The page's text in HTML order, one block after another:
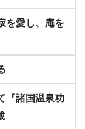
を愛し、庵を
『諸国温泉功